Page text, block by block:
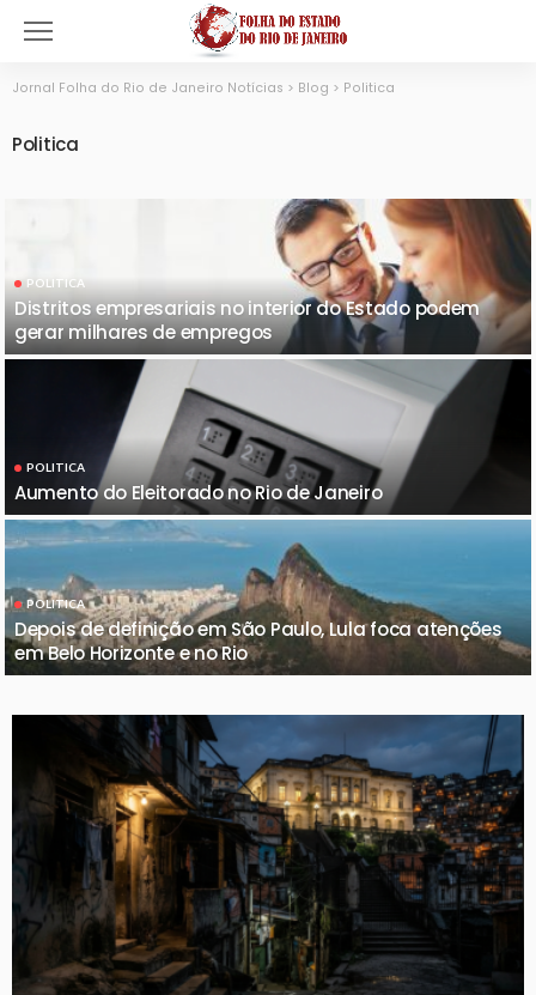
Jornal Folha do Rio de Janeiro Notícias > Blog > Politica
Politica
POLITICA
Distritos empresariais no interior do Estado podem
gerar milhares de empregos
POLITICA
Aumento do Eleitorado no Rio de Janeiro
POLITICA
Depois de definição em São Paulo, Lula foca atenções
em Belo Horizonte e no Rio